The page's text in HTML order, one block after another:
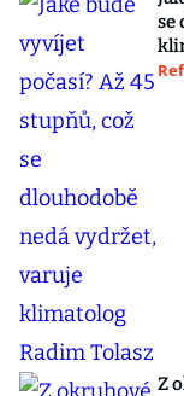
se
Z